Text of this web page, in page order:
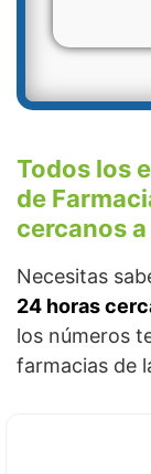
Todos los
de
cercanos
Necesitas
24 horas
los números
farmacias de